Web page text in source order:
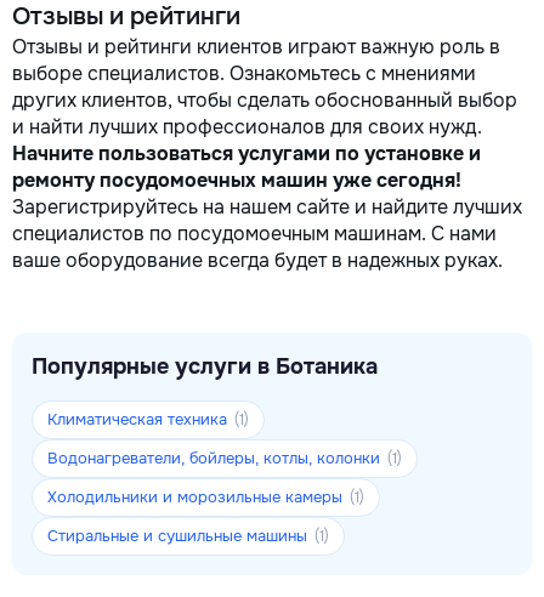
Отзывы и рейтинги
Отзывы и рейтинги клиентов играют важную роль в
выборе специалистов. Ознакомьтесь с мнениями
других клиентов, чтобы сделать обоснованный выбор
и найти лучших профессионалов для своих нужд.
Начните пользоваться услугами по установке и
ремонту посудомоечных машин уже сегодня!
Зарегистрируйтесь на нашем сайте и найдите лучших
специалистов по посудомоечным машинам. С нами
ваше оборудование всегда будет в надежных руках.
Популярные услуги в Ботаника
Климатическая техника (1)
Водонагреватели, бойлеры, котлы, колонки (1)
Холодильники и морозильные камеры (1)
Стиральные и сушильные машины (1)